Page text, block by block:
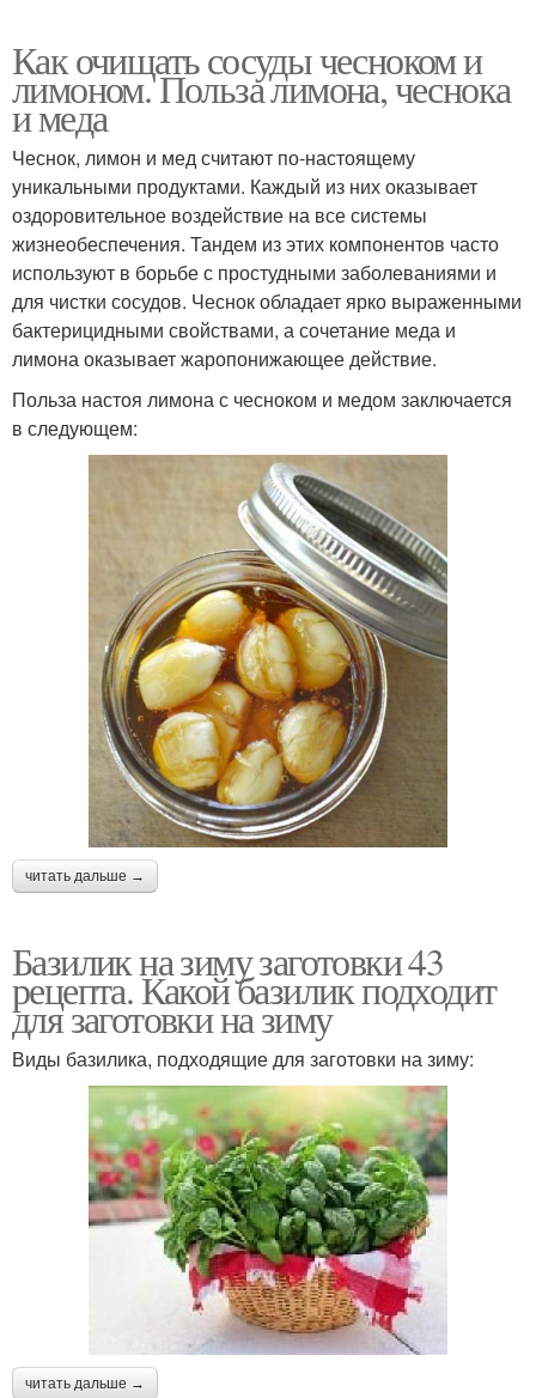
Как очищать сосуды чесноком и
лимоном. Польза лимона, чеснока
и меда
Чеснок, лимон и мед считают по-настоящему
уникальными продуктами. Каждый из них оказывает
оздоровительное воздействие на все системы
жизнеобеспечения. Тандем из этих компонентов часто
используют в борьбе с простудными заболеваниями и
для чистки сосудов. Чеснок обладает ярко выраженными
бактерицидными свойствами, а сочетание меда и
лимона оказывает жаропонижающее действие.
Польза настоя лимона с чесноком и медом заключается
в следующем:
читать дальше →
Базилик на зиму заготовки 43
рецепта. Какой базилик подходит
для заготовки на зиму
Виды базилика, подходящие для заготовки на зиму:
читать дальше →